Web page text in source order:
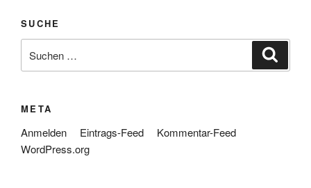
SUCHE
nach:
META
Anmelden Eintrags-Feed
Kommentar-Feed
WordPress.org